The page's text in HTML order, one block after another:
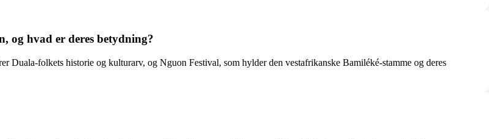
og hvad er deres betydning?
Duala-folkets historie og kulturarv, og Nguon Festival, som hylder den vestafrikanske Bamiléké-stamme og deres